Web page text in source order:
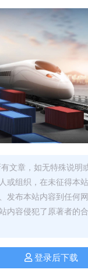
文章，如无特殊说明
或组织，在未征得本
发布本站内容到任何
内容侵犯了原著者的
登录后下载